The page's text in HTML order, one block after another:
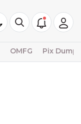
OMFG Pix Dump